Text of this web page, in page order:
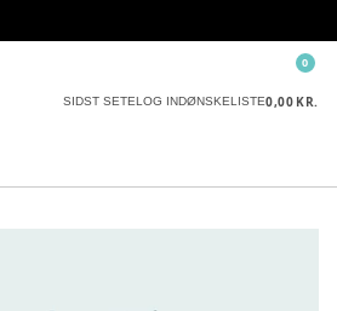
SIDST SETELOG INDØNSKELISTE0,00 KR.
0